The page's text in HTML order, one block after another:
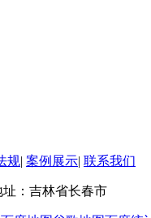
规| 案例展示| 联系我们
址：吉林省长春市